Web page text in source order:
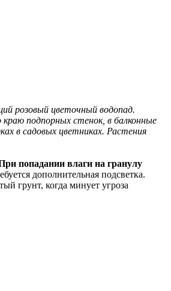
розовый цветочный водопад.
подпорных стенок, в балконные
в садовых цветниках. Растения
попадании влаги на гранулу
дополнительная подсветка.
грунт, когда минует угроза